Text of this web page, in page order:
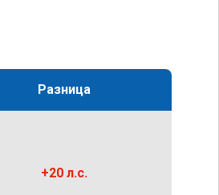
Разница
+20 л.с.